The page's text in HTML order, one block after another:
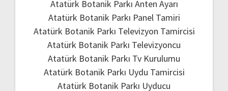
Atatürk Botanik Parkı Anten Ayarı
Atatürk Botanik Parkı Panel Tamiri
Atatürk Botanik Parkı Televizyon Tamircisi
Atatürk Botanik Parkı Televizyoncu
Atatürk Botanik Parkı Tv Kurulumu
Atatürk Botanik Parkı Uydu Tamircisi
Atatürk Botanik Parkı Uyducu